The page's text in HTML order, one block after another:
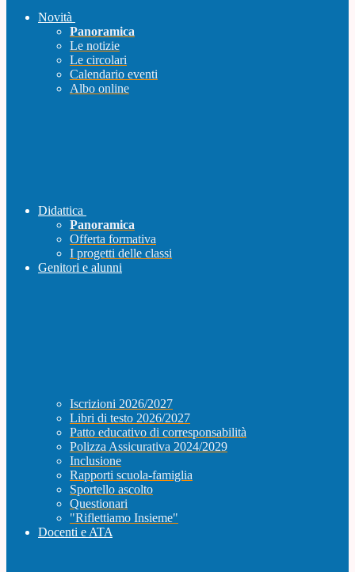
Novità
Panoramica
Le notizie
Le circolari
Calendario eventi
Albo online
Didattica
Panoramica
Offerta formativa
I progetti delle classi
Genitori e alunni
Iscrizioni 2026/2027
Libri di testo 2026/2027
Patto educativo di corresponsabilità
Polizza Assicurativa 2024/2029
Inclusione
Rapporti scuola-famiglia
Sportello ascolto
Questionari
"Riflettiamo Insieme"
Docenti e ATA